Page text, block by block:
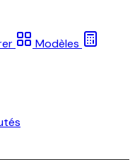
Modèles